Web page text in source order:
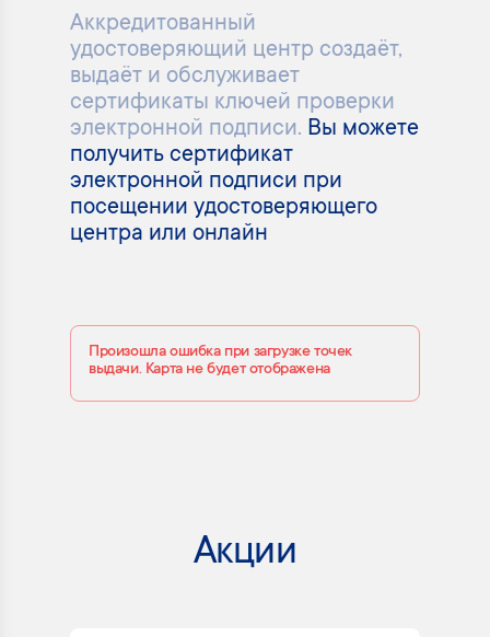
Аккредитованный
удостоверяющий центр создаёт,
выдаёт и обслуживает
сертификаты ключей проверки
электронной подписи. Вы можете
получить сертификат
электронной подписи при
посещении удостоверяющего
центра или онлайн
Произошла ошибка при загрузке точек
выдачи. Карта не будет отображена
Акции